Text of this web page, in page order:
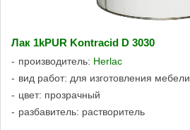
Лак 1kPUR Kontracid D 3030
производитель: Herlac
вид работ: для изготовления мебели
цвет: прозрачный
разбавитель: растворитель